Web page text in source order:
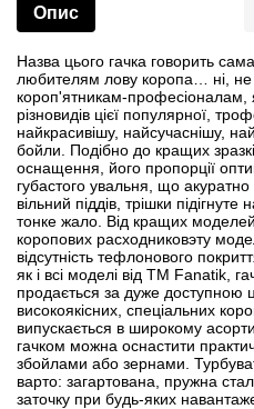
Опис
Назва цього гачка говорить
любителям лову коропа… ні,
короп'ятникам-професіоналам,
різновидів цієї популярної,
найкрасивішу, найсучаснішу,
бойли. Подібно до кращих
оснащення, його пропорції
губастого увальня, що акуратно
вільний піддів, трішки
тонке жало. Від кращих моделей
коропових расходниковэту
відсутність тефлонового
як і всі моделі від ТМ Fanatik,
продається за дуже доступною
високоякісних, спеціальних
випускається в широкому
гачком можна оснастити
збойлами або зернами.
варто: загартована, пружна
заточку при будь-яких